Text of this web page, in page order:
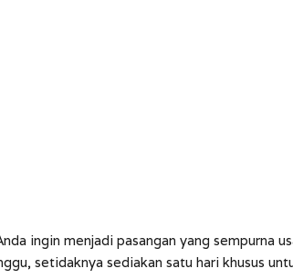
ingin menjadi pasangan yang sempurna
setidaknya sediakan satu hari khusus